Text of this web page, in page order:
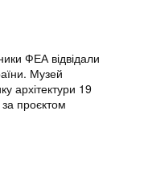
ФЕА відвідали
Музей
архітектури 19
проєктом